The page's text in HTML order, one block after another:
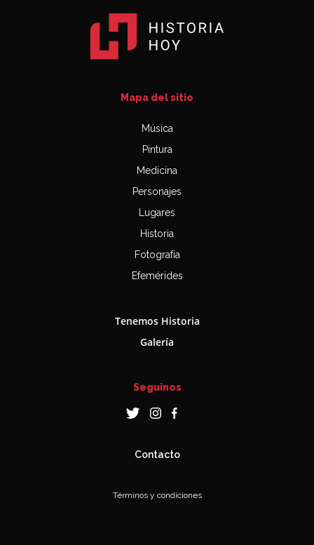
Mapa del sitio
Música
Pintura
Medicina
Personajes
Lugares
Historia
Fotografía
Efemérides
Tenemos Historia
Galería
Seguinos
Contacto
Términos y condiciones